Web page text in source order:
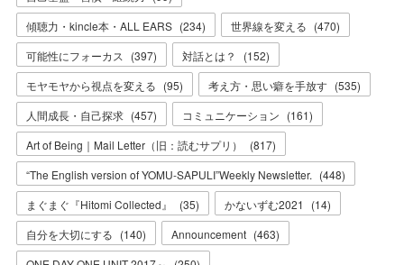
傾聴力・kincle本・ALL EARS (234) 世界線を変える (470)
可能性にフォーカス
(397) 対話とは？ (152)
モヤモヤから視点を変える (95) 考え方・思い癖を手放す (535)
人間成長・自己探求 (457) コミュニケーション (161)
Art of Being｜Mail Letter（旧：読むサプリ）
(817)
“The English version of YOMU-SAPULI”Weekly Newsletter. (448)
まぐまぐ『Hitomi Collected』
(35) かないずむ2021 (14)
自分を大切にする (140) Announcement (463)